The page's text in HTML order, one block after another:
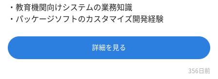
・教育機関向けシステムの業務知識
・パッケージソフトのカスタマイズ開発経験
詳細を見る
356日前